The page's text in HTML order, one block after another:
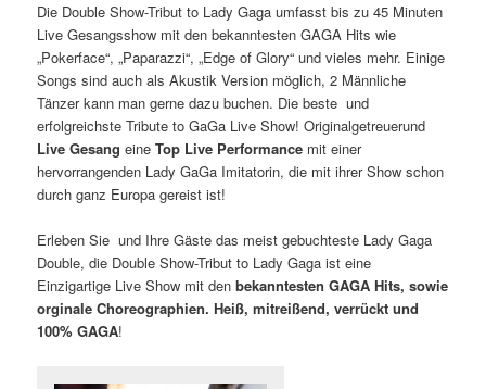
Die Double Show-Tribut to Lady Gaga umfasst bis zu 45 Minuten
Live Gesangsshow mit den bekanntesten GAGA Hits wie
„Pokerface“, „Paparazzi“, „Edge of Glory“ und vieles mehr. Einige
Songs sind auch als Akustik Version möglich, 2 Männliche
Tänzer kann man gerne dazu buchen. Die beste und
erfolgreichste Tribute to GaGa Live Show! Originalgetreuerund
Live GesangeineTop Live Performance mit einer
hervorrangenden Lady GaGa Imitatorin, die mit ihrer Show schon
durch ganz Europa gereist ist!
Erleben Sie und Ihre Gäste das meist gebuchteste Lady Gaga
Double, die Double Show-Tribut to Lady Gaga ist eine
Einzigartige Live Show mit den bekanntesten GAGA Hits, sowie
orginale Choreographien. Heiß, mitreißend, verrückt und
100% GAGA!